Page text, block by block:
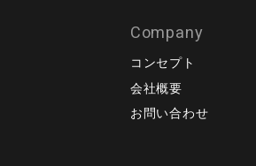
Company
コンセプト
会社概要
お問い合わせ